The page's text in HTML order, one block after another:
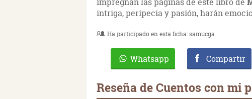
intriga, peripecia y pasión, harán
Ha participado en esta ficha:samucga
Whatsapp Compartir
Reseña de Cuentos con mi